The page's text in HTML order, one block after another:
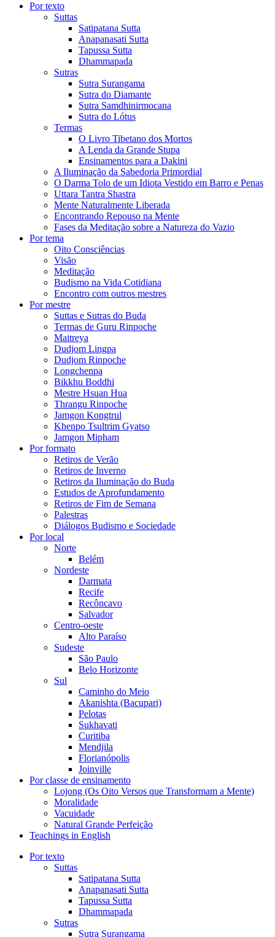
Por texto
Suttas
Satipatana Sutta
Anapanasati Sutta
Tapussa Sutta
Dhammapada
Sutras
Sutra Surangama
Sutra do Diamante
Sutra Samdhinirmocana
Sutra do Lótus
Termas
O Livro Tibetano dos Mortos
A Lenda da Grande Stupa
Ensinamentos para a Dakini
A Iluminação da Sabedoria Primordial
O Darma Tolo de um Idiota Vestido em Barro e Penas
Uttara Tantra Shastra
Mente Naturalmente Liberada
Encontrando Repouso na Mente
Fases da Meditação sobre a Natureza do Vazio
Por tema
Oito Consciências
Visão
Meditação
Budismo na Vida Cotidiana
Encontro com outros mestres
Por mestre
Suttas e Sutras do Buda
Termas de Guru Rinpoche
Maitreya
Dudjom Lingpa
Dudjom Rinpoche
Longchenpa
Bikkhu Boddhi
Mestre Hsuan Hua
Thrangu Rinpoche
Jamgon Kongtrul
Khenpo Tsultrim Gyatso
Jamgon Mipham
Por formato
Retiros de Verão
Retiros de Inverno
Retiros da Iluminação do Buda
Estudos de Aprofundamento
Retiros de Fim de Semana
Palestras
Diálogos Budismo e Sociedade
Por local
Norte
Belém
Nordeste
Darmata
Recife
Recôncavo
Salvador
Centro-oeste
Alto Paraíso
Sudeste
São Paulo
Belo Horizonte
Sul
Caminho do Meio
Akanishta (Bacupari)
Pelotas
Sukhavati
Curitiba
Mendjila
Florianópolis
Joinville
Por classe de ensinamento
Lojong (Os Oito Versos que Transformam a Mente)
Moralidade
Vacuidade
Natural Grande Perfeição
Teachings in English
Por texto
Suttas
Satipatana Sutta
Anapanasati Sutta
Tapussa Sutta
Dhammapada
Sutras
Sutra Surangama